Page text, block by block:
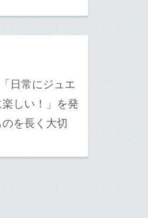
日常にジュエ
しい！」を発
を長く大切